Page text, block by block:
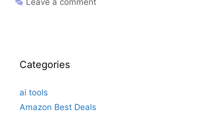
Leave a comment
Categories
ai tools
Amazon Best Deals